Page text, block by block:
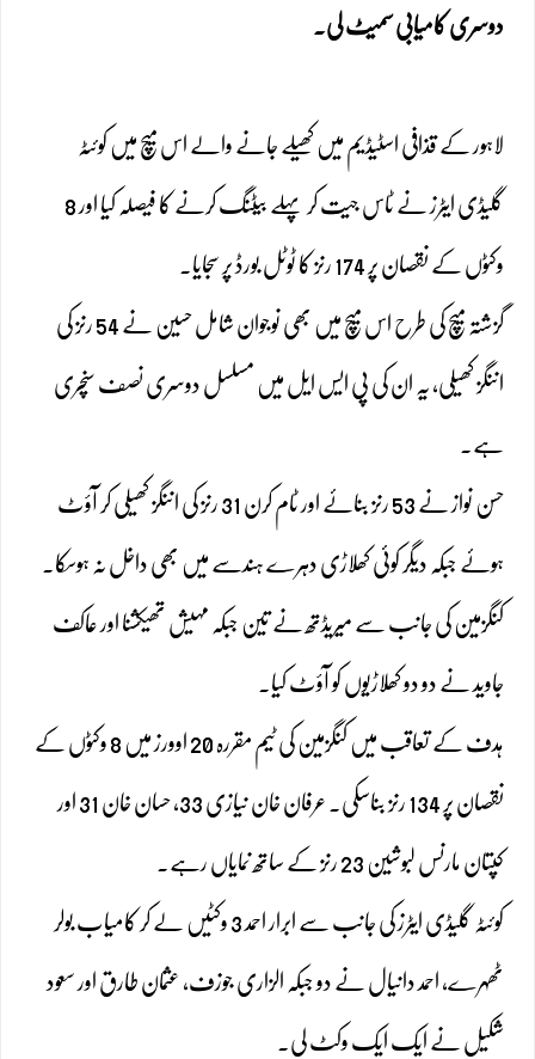
دوسری کامیابی سمیٹ لی۔
لاہور کے قذافی اسٹیڈیم میں کھیلے جانے والے اس میچ میں کوئٹہ
گلیڈی ایٹرز نے ٹاس جیت کر پہلے بیٹنگ کرنے کا فیصلہ کیا اور 8
وکٹوں کے نقصان پر 174 رنز کا ٹوٹل بورڈ پر سجایا۔
گزشتہ میچ کی طرح اس میچ میں بھی نوجوان شامل حسین نے 54 رنز کی
اننگز کھیلی، یہ ان کی پی ایس ایل میں مسلسل دوسری نصف سنچری
ہے۔
حسن نواز نے 53 رنز بنائے اور ٹام کرن 31 رنز کی اننگز کھیلی کر آؤٹ
ہوئے جبکہ دیگر کوئی کھلاڑی دہرے ہندسے میں بھی داخل نہ ہوسکا۔
کنگزمین کی جانب سے میریڈتھ نے تین جبکہ مہیش تھیکشنا اور عاکف
جاوید نے دو دو کھلاڑیوں کو آؤٹ کیا۔
ہدف کے تعاقب میں کنگزمین کی ٹیم مقررہ 20 اوورز میں 8 وکٹوں کے
نقصان پر 134 رنز بناسکی۔ عرفان خان نیازی 33، حسان خان 31 اور
کپتان مارنس لبوشین 23 رنز کے ساتھ نمایاں رہے۔
کوئٹہ گلیڈی ایٹرز کی جانب سے ابرار احمد 3 وکٹیں لے کر کامیاب بولر
ٹھہرے، احمد دانیال نے دو جبکہ الزاری جوزف، عثمان طارق اور سعود
شکیل نے ایک ایک وکٹ لی۔